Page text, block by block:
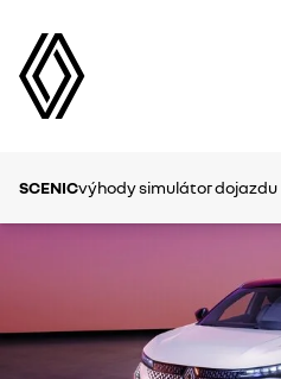
SCENICvýhodysimulátor dojazdu